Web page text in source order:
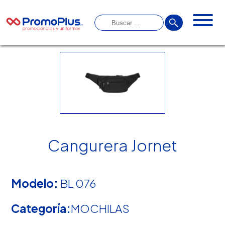
Cangurera Jornet
Modelo: BL 076
Categoría:MOCHILAS